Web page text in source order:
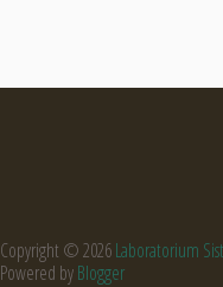
Copyright ©2026Laboratorium
Powered byBlogger